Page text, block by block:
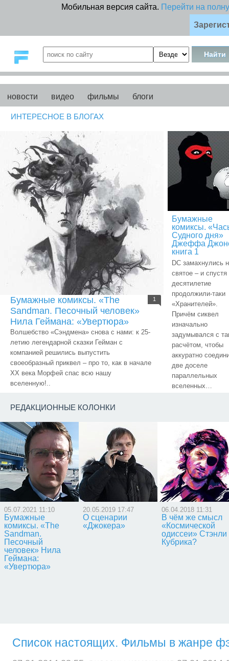
Мобильная версия сайта. Перейти на
новости видео фильмы блоги
ИНТЕРЕСНОЕ В БЛОГАХ
1
Бумажные комиксы. «The
Sandman. Песочный человек»
Нила Геймана: «Увертюра»
Волшебство «Сэндмена» снова с нами: к 25-
летию легендарной сказки Гейман с
компанией решились выпустить
своеобразный приквел – про то, как в начале
ХХ века Морфей спас всю нашу
вселенную!..
Бумажные
комиксы.
Судного дня»
Джеффа
книга 1
DC замахнулись
святое – и спустя
десятилетие
продолжили-таки
«Хранителей».
Причём сиквел
изначально
задумывался с
расчётом, чтобы
аккуратно
две доселе
параллельных
вселенных…
РЕДАКЦИОННЫЕ КОЛОНКИ
05.07.2021 11:10
Бумажные
комиксы. «The
Sandman.
Песочный
человек» Нила
Геймана:
«Увертюра»
20.05.2019 17:47
О сценарии
«Джокера»
06.04.2018 11:31
В чём же смысл
«Космической
одиссеи» Стэнли
Кубрика?
Список настоящих. Фильмы в жанре